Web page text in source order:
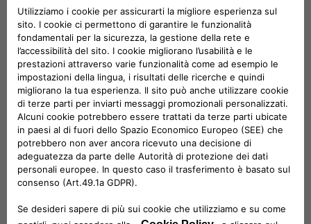
Sedili sportivi Aunde Scuba Nero
Materiali di ispirazione sportiva e un design dinamico
offrono comfort con un tocco grintoso, pensati per
accompagnarti in ogni movimento.